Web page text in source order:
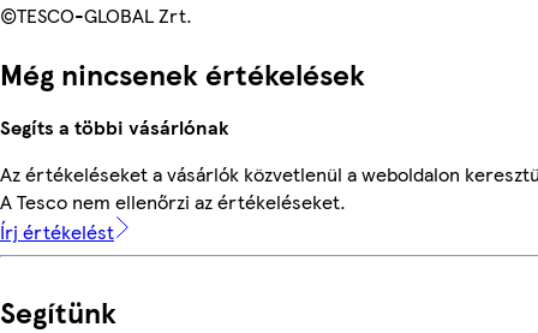
©TESCO-GLOBAL Zrt.
Még nincsenek értékelések
Segíts a többi vásárlónak
Az értékeléseket a vásárlók közvetlenül a weboldalon
A Tesco nem ellenőrzi az értékeléseket.
Írj értékelést
Segítünk